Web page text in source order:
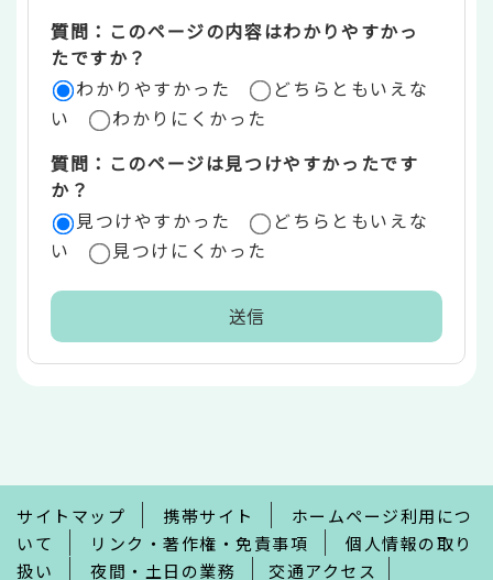
リ
ア
質問：このページの内容はわかりやすかっ
たですか？
わかりやすかった
どちらともいえな
い
わかりにくかった
質問：このページは見つけやすかったです
か？
見つけやすかった
どちらともいえな
い
見つけにくかった
で
サイトマップ 携帯サイト
ホームページ利用につ
いて
リンク・著作権・免責事項
個人情報の取り
扱い
夜間・土日の業務 交通アクセス